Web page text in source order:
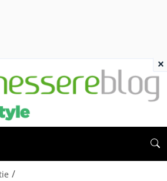
/
×